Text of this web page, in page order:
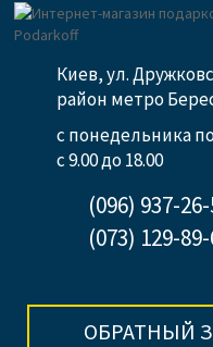
Киев, ул.
район метро
с понедельника
с 9.00 до 18.00
(096) 937-
(073) 129-
ОБРАТНЫЙ